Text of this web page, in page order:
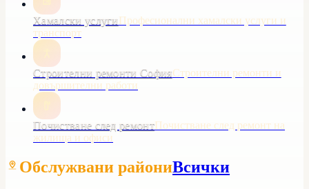
Хамалски услугиПрофесионални хамалски услуги и
транспорт
Строителни ремонти СофияСтроителни ремонти и
довършителни работи
Почистване след ремонтПочистване след ремонт на
жилища и офиси
Обслужвани райониВсички